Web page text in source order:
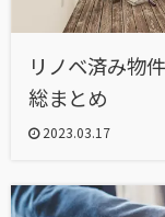
リノベ済み物
総まとめ
2023.03.17